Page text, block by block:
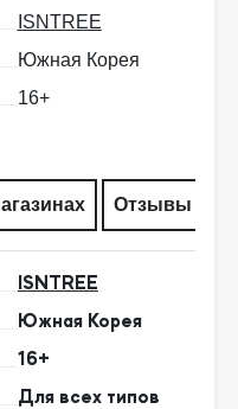
ISNTREE
Южная Корея
16+
Отзывы
ISNTREE
Южная Корея
16+
Для всех типов